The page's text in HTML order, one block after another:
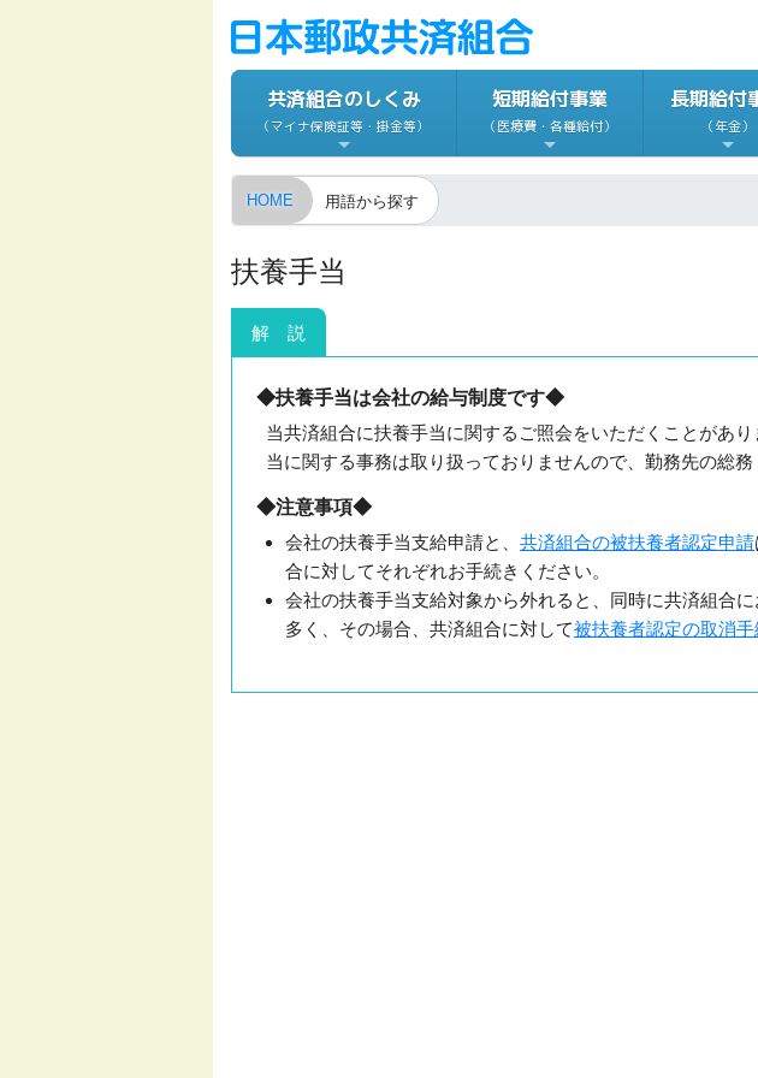
共済組合のしくみ
（マイナ保険証等・掛金等）
短期給付事業
（医療費・各種給付）
長期給付
（年金）
HOME 用語から探す
扶養手当
解 説
◆扶養手当は会社の給与制度です◆
当共済組合に扶養手当に関するご照会をいただくことがあ
当に関する事務は取り扱っておりませんので、勤務先の総務
◆注意事項◆
会社の扶養手当支給申請と、 共済組合の被扶養者認定申請
合に対してそれぞれお手続きください。
会社の扶養手当支給対象から外れると、同時に共済組合
多く、その場合、共済組合に対して被扶養者認定の取消手